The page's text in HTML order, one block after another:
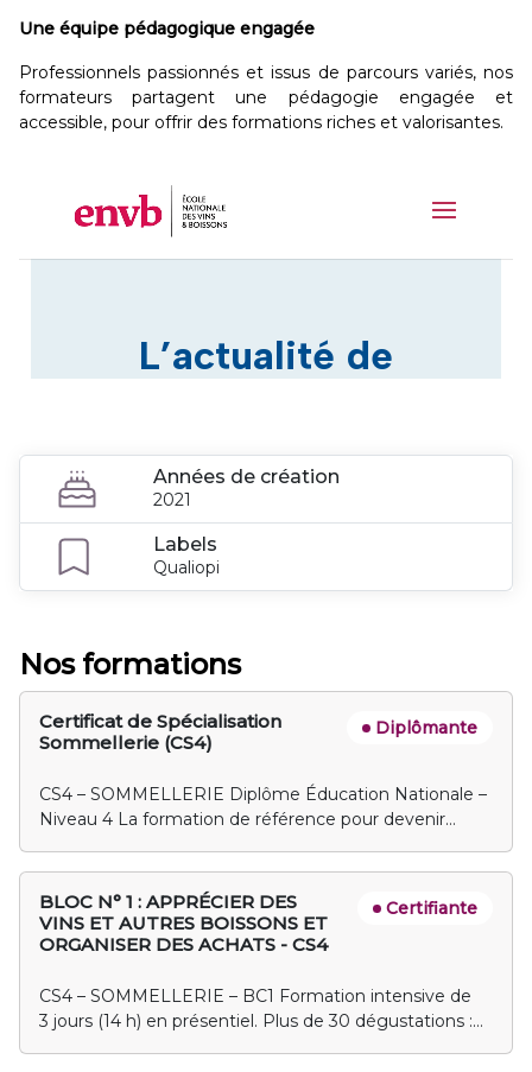
Une équipe pédagogique engagée
Professionnels passionnés et issus de parcours variés, nos
formateurs partagent une pédagogie engagée et
accessible, pour offrir des formations riches et valorisantes.
Années de création
2021
Labels
Qualiopi
Nos formations
Certificat de Spécialisation
Sommellerie (CS4)
Diplômante
CS4 – SOMMELLERIE Diplôme Éducation Nationale –
Niveau 4 La formation de référence pour devenir
? 95 % de réussite à l'examen (2024) 420 h de
formation : alternance ou continu + de 250
dégustations 20 masterclass & 10 sorties
pédagogiques Stage de 15 jours en œnotourisme en
sommeliers formateurs ASF & UDSF Un réseau
national & international Une pédagogie humaine,
BLOC N° 1 : APPRÉCIER DES
VINS ET AUTRES BOISSONS ET
ORGANISER DES ACHATS - CS4
Certifiante
CS4 – SOMMELLERIE – BC1 Formation intensive de
3 jours (14 h) en présentiel. Plus de 30 dégustations :